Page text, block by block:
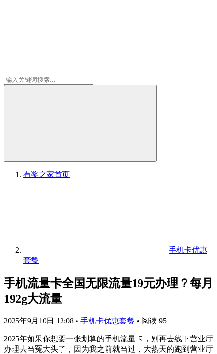
有奖之家首页
手机卡优惠
套餐
手机流量卡全国无限流量19元办理？每月
192g大流量
2025年9月10日 12:08 • 手机卡优惠套餐 • 阅读 95
2025年如果你想要一张划算的手机流量卡，别再去线下营业厅
办理去当冤大头了，因为我之前就当过，大热天的跑到营业厅